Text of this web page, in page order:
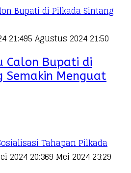
21:495 Agustus 2024 21:50
Calon Bupati di
Semakin Menguat
2024 20:369 Mei 2024 23:29